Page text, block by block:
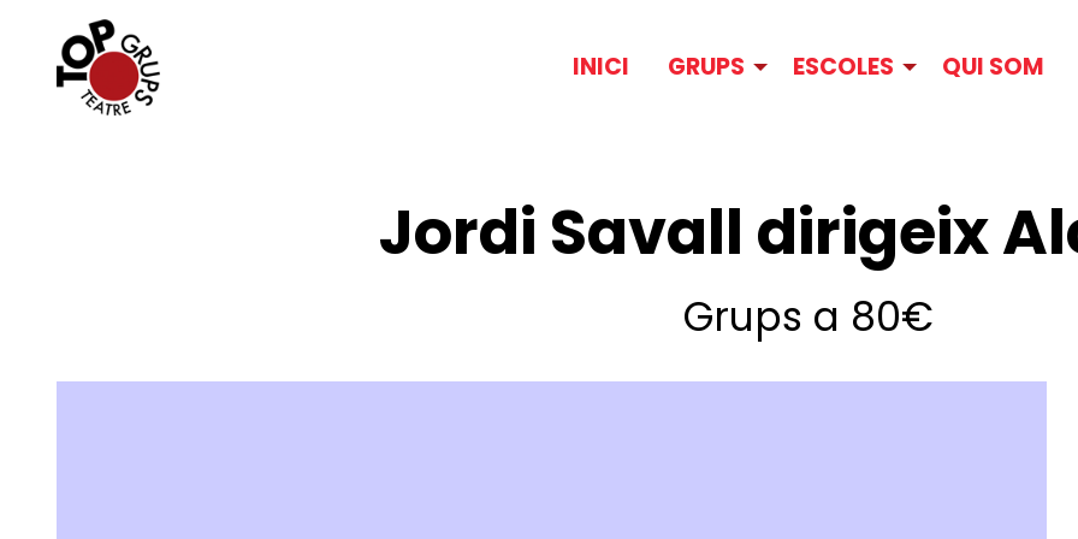
INICI GRUPS ESCOLES QUI SOM
Jordi Savall dirigeix
Grups a 80€